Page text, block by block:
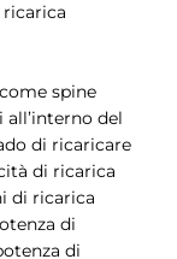
spine
del
di ricaricare
di ricarica
di ricarica
di
di